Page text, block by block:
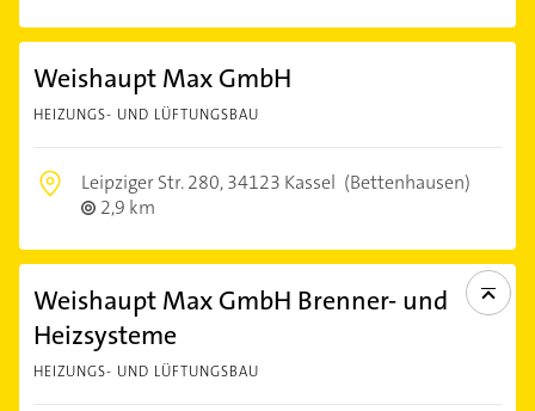
Weishaupt Max GmbH
HEIZUNGS- UND LÜFTUNGSBAU
Leipziger Str. 280,34123 Kassel (Bettenhausen)
2,9 km
Weishaupt Max GmbH Brenner- und
Heizsysteme
HEIZUNGS- UND LÜFTUNGSBAU